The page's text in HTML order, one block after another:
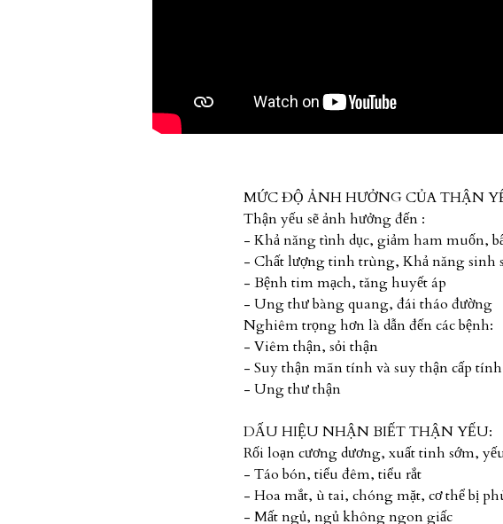
MỨC ĐỘ ẢNH HƯỞNG CỦA THẬN
Thận yếu sẽ ảnh hưởng đến :
- Khả năng tình dục, giảm ham muốn,
- Chất lượng tinh trùng, Khả năng sinh
- Bệnh tim mạch, tăng huyết áp
- Ung thư bàng quang, đái tháo đường
Nghiêm trọng hơn là dẫn đến các bệnh:
- Viêm thận, sỏi thận
- Suy thận mãn tính và suy thận cấp tính
- Ung thư thận
DẤU HIỆU NHẬN BIẾT THẬN YẾU:
Rối loạn cương dương, xuất tinh sớm,
- Táo bón, tiểu đêm, tiểu rắt
- Hoa mắt, ù tai, chóng mặt, cơ thể bị
- Mất ngủ, ngủ không ngon giấc